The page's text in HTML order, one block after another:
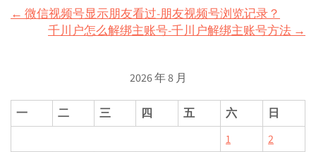
Post
navigation
← 微信视频号显示朋友看过-朋友视频号浏览记录？
千川户怎么解绑主账号-千川户解绑主账号方法 →
2026 年 8 月
一 二 三 四 五 六
日
1
2